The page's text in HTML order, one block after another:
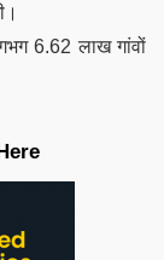
6.62 लाख गांवों